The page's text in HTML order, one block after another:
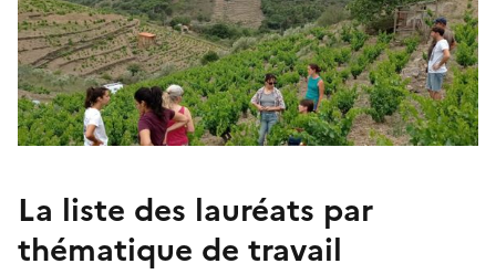
La liste des lauréats par
thématique de travail